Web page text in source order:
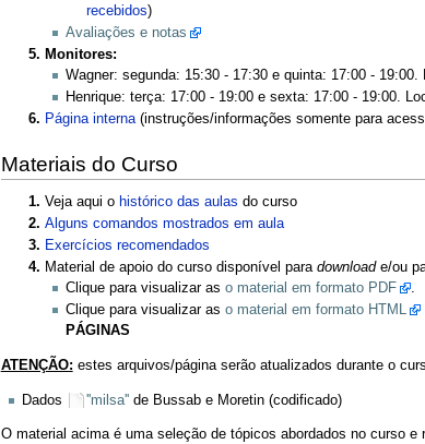
recebidos)
Avaliações e notas
Monitores:
Wagner: segunda: 15:30 - 17:30 e quinta: 17:00 - 19:00.
Henrique: terça: 17:00 - 19:00 e sexta: 17:00 - 19:00.
Página interna(instruções/informações somente para
Materiais do Curso
Veja aqui o histórico das aulas do curso
Alguns comandos mostrados em aula
Exercícios recomendados
Material de apoio do curso disponível paradownloade/ou
Clique para visualizar aso material em formato PDF
.
Clique para visualizar aso material em formato HTML
PÁGINAS
ATENÇÃO: estes arquivos/página serão atualizados durante o
Dados ''milsa''de Bussab e Moretin (codificado)
O material acima é uma seleção de tópicos abordados no curso